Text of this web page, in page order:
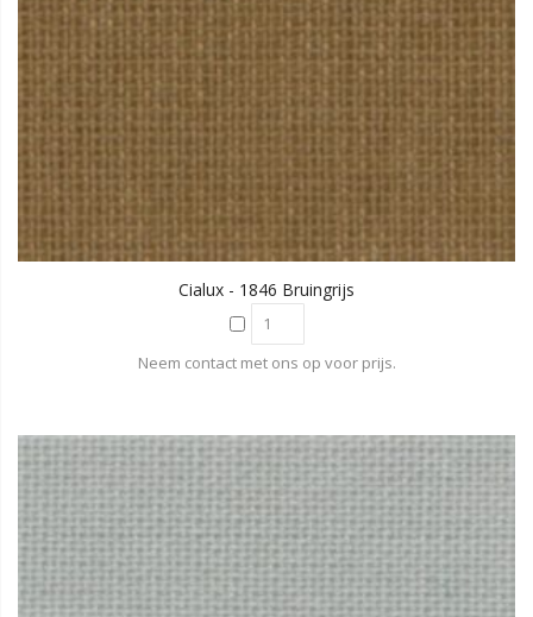
Cialux - 1846 Bruingrijs
Neem contact met ons op voor prijs.